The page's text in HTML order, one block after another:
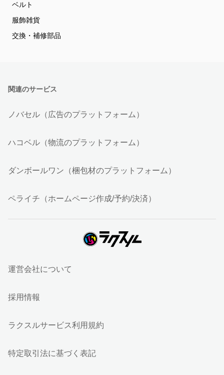
ベルト
服飾雑貨
交換・補修部品
関連のサービス
ノバセル（広告のプラットフォーム）
ハコベル（物流のプラットフォーム）
ダンボールワン（梱包材のプラットフォーム）
ペライチ（ホームページ作成/予約/決済）
運営会社について
採用情報
ラクスルサービス利用規約
特定取引法に基づく表記